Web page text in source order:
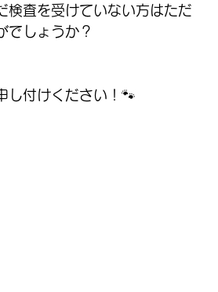
検査を受けていない方はただ
でしょうか？
し付けください！🐾